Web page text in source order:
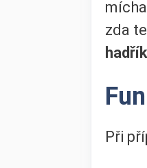
zda
Při